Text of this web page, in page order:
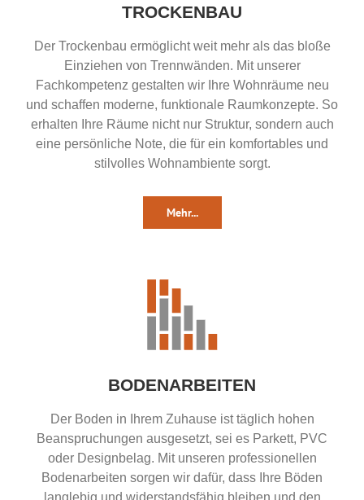
TROCKENBAU
Der Trockenbau ermöglicht weit mehr als das bloße
Einziehen von Trennwänden. Mit unserer
Fachkompetenz gestalten wir Ihre Wohnräume neu
und schaffen moderne, funktionale Raumkonzepte. So
erhalten Ihre Räume nicht nur Struktur, sondern auch
eine persönliche Note, die für ein komfortables und
stilvolles Wohnambiente sorgt.
Mehr...
BODENARBEITEN
Der Boden in Ihrem Zuhause ist täglich hohen
Beanspruchungen ausgesetzt, sei es Parkett, PVC
oder Designbelag. Mit unseren professionellen
Bodenarbeiten sorgen wir dafür, dass Ihre Böden
langlebig und widerstandsfähig bleiben und den